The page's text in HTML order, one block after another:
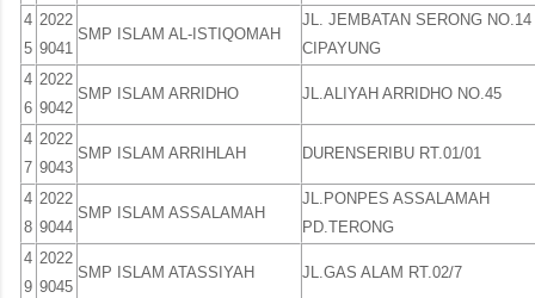
4
5
2022
9041
SMP ISLAM AL-ISTIQOMAH
JL. JEMBATAN SERONG NO.14
CIPAYUNG
4
6
2022
9042
SMP ISLAM ARRIDHO JL.ALIYAH ARRIDHO NO.45
4
7
2022
9043
SMP ISLAM ARRIHLAH DURENSERIBU RT.01/01
4
8
2022
9044
SMP ISLAM ASSALAMAH
JL.PONPES ASSALAMAH
PD.TERONG
4
9
2022
9045
SMP ISLAM ATASSIYAH JL.GAS ALAM RT.02/7